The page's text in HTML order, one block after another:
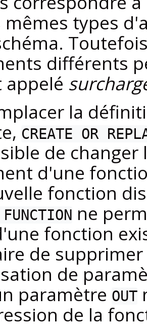
mêmes types
différents
appelé
la
CREATE OR
de
d'une
fonction
ne
fonction
de
de
paramètre OUT
de la